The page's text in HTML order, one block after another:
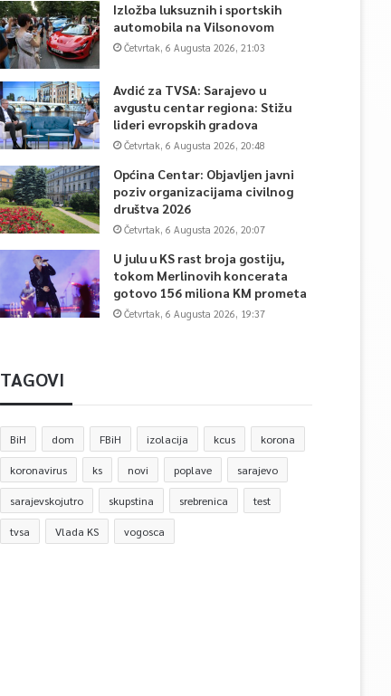
Izložba luksuznih i sportskih
automobila na Vilsonovom
Četvrtak, 6 Augusta 2026, 21:03
Avdić za TVSA: Sarajevo u
avgustu centar regiona: Stižu
lideri evropskih gradova
Četvrtak, 6 Augusta 2026, 20:48
Općina Centar: Objavljen javni
poziv organizacijama civilnog
društva 2026
Četvrtak, 6 Augusta 2026, 20:07
U julu u KS rast broja gostiju,
tokom Merlinovih koncerata
gotovo 156 miliona KM prometa
Četvrtak, 6 Augusta 2026, 19:37
TAGOVI
BiH dom FBiH izolacija kcus korona
koronavirus ks novi poplave sarajevo
sarajevskojutro skupstina srebrenica test
tvsa Vlada KS vogosca